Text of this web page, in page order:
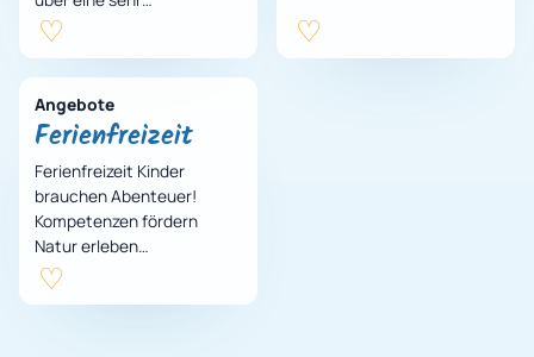
differenzierte
Körpersprache und ein
feines Gespür für sein
Gegenüber…
Angebote
Ferienfreizeit
Ferienfreizeit Kinder
brauchen Abenteuer!
Kompetenzen fördern
Natur erleben
Teamfähigkeit stärken
Kontakt mit Tieren